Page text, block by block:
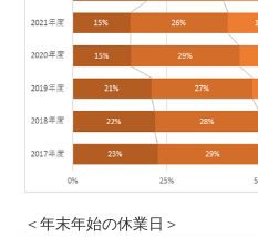
＜年末年始の休業日＞